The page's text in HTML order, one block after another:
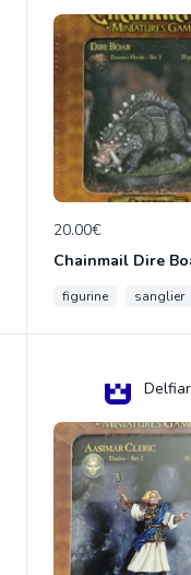
20.00€
Chainmail Dire
figurine sanglier
Delfiar